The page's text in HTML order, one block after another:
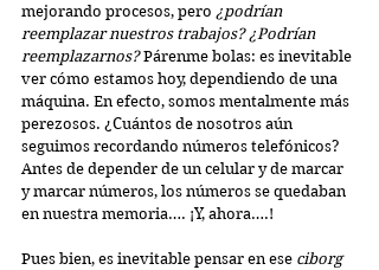
mejorando procesos, pero ¿podrían
reemplazar nuestros trabajos? ¿Podrían
reemplazarnos? Párenme bolas: es inevitable
ver cómo estamos hoy, dependiendo de una
máquina. En efecto, somos mentalmente más
perezosos. ¿Cuántos de nosotros aún
seguimos recordando números telefónicos?
Antes de depender de un celular y de marcar
y marcar números, los números se quedaban
en nuestra memoria…. ¡Y, ahora….!
Pues bien, es inevitable pensar en ese ciborg